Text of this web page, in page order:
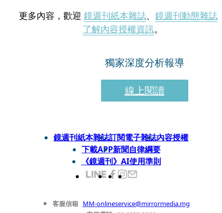
更多內容，歡迎 鏡週刊紙本雜誌、 鏡週刊動態雜誌
了解內容授權資訊。
獨家深度分析報導
線上閱讀
鏡週刊紙本雜誌訂閱電子雜誌內容授權
下載APP新聞自律綱要
《鏡週刊》AI使用準則
客服信箱 MM-onlineservice@mirrormedia.mg